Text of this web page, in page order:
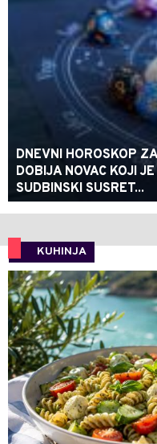
DNEVNI HOROSKOP
DOBIJA NOVAC KOJI
SUDBINSKI SUSRET...
KUHINJA